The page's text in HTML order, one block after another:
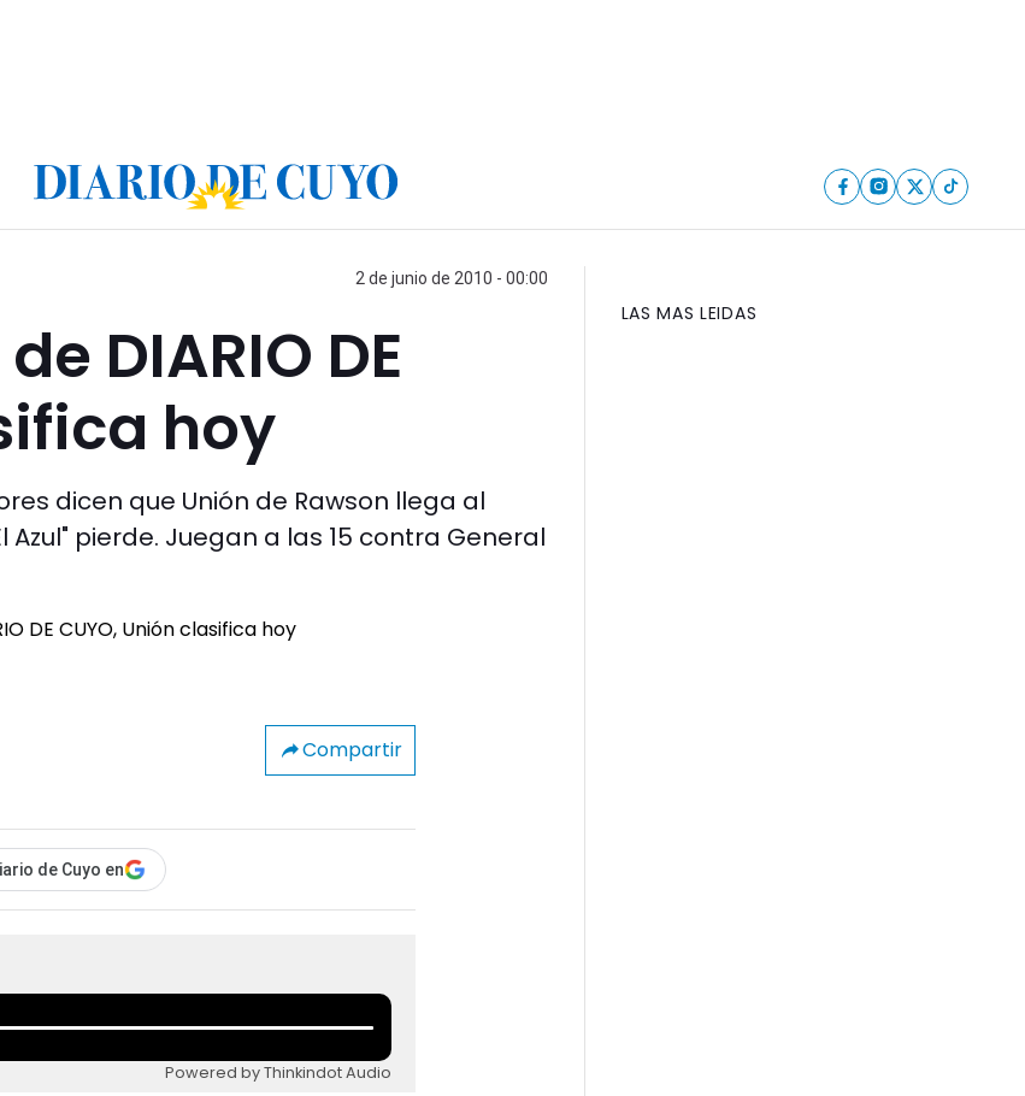
2 de junio de 2010 - 00:00
DIARIO DE
hoy
dicen que Unión de Rawson llega al
Azul" pierde. Juegan a las 15 contra General
Compartir
de Cuyo en
Powered by Thinkindot Audio
LAS MAS LEIDAS